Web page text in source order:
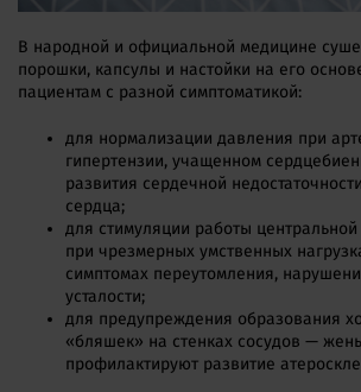
В народной и официальной медицине
порошки, капсулы и настойки на его
пациентам с разной симптоматикой:
для нормализации давления при
гипертензии, учащенном
развития сердечной
сердца;
для стимуляции работы
при чрезмерных умственных
симптомах переутомления,
усталости;
для предупреждения образования
«бляшек» на стенках сосудов —
профилактируют развитие